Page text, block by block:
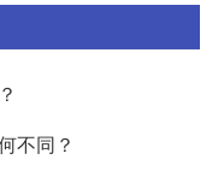
不同？